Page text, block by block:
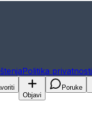
Politika privatnosti
Objavi
Poruke